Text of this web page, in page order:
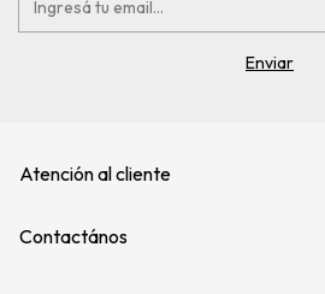
Atención al cliente
Contactános